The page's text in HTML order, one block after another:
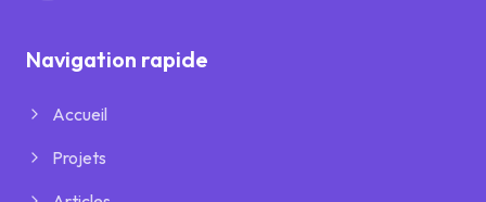
Navigation rapide
Accueil
Projets